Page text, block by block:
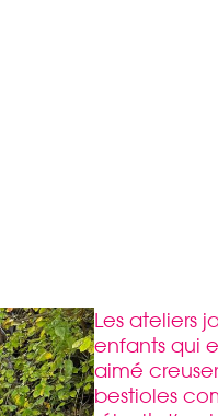
Les ateliers
enfants qui
aimé
bestioles